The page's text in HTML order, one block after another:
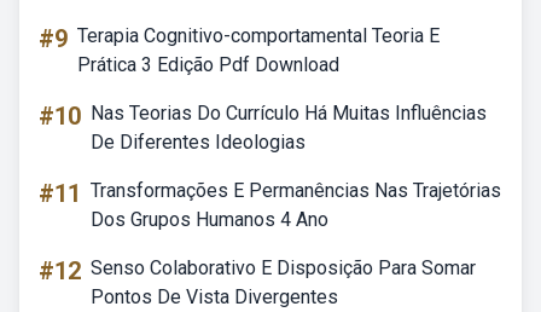
#9 Terapia Cognitivo-comportamental Teoria E
Prática 3 Edição Pdf Download
#10 Nas Teorias Do Currículo Há Muitas Influências
De Diferentes Ideologias
#11 Transformações E Permanências Nas Trajetórias
Dos Grupos Humanos 4 Ano
#12 Senso Colaborativo E Disposição Para Somar
Pontos De Vista Divergentes